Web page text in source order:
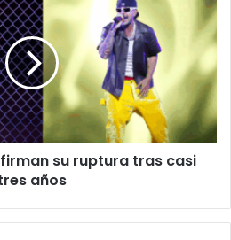
su ruptura tras casi
años